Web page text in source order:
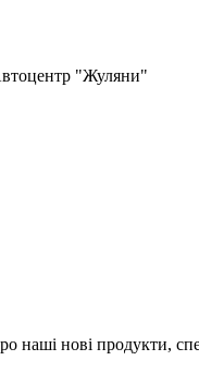
"Жуляни"
нові продукти,